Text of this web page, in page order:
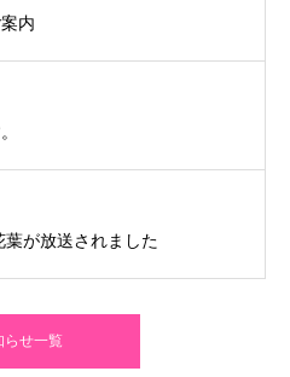
内
が放送されました
らせ一覧